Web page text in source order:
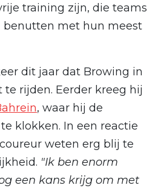
training zijn, die teams
benutten met hun meest
dit jaar dat Browing in
rijden. Eerder kreeg hij
, waar hij de
klokken. In een reactie
weten erg blij te
"Ik ben enorm
een kans krijg om met